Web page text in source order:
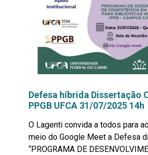
Defesa híbrida Dissertação
PPGB UFCA 31/07/2025 14h
O Lagenti convida a todos para
meio do Google Meet a Defesa
“PROGRAMA DE